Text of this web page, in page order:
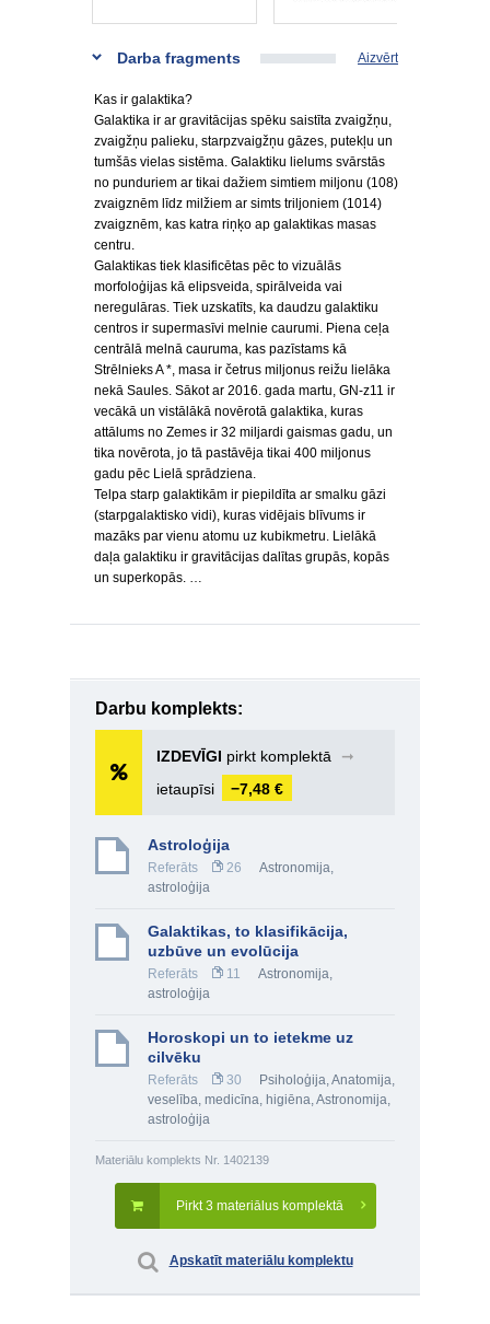
Darba fragments Aizvērt
Kas ir galaktika?
Galaktika ir ar gravitācijas spēku saistīta zvaigžņu,
zvaigžņu palieku, starpzvaigžņu gāzes, putekļu un
tumšās vielas sistēma. Galaktiku lielums svārstās
no punduriem ar tikai dažiem simtiem miljonu (108)
zvaigznēm līdz milžiem ar simts triljoniem (1014)
zvaigznēm, kas katra riņķo ap galaktikas masas
centru.
Galaktikas tiek klasificētas pēc to vizuālās
morfoloģijas kā elipsveida, spirālveida vai
neregulāras. Tiek uzskatīts, ka daudzu galaktiku
centros ir supermasīvi melnie caurumi. Piena ceļa
centrālā melnā cauruma, kas pazīstams kā
Strēlnieks A *, masa ir četrus miljonus reižu lielāka
nekā Saules. Sākot ar 2016. gada martu, GN-z11 ir
vecākā un vistālākā novērotā galaktika, kuras
attālums no Zemes ir 32 miljardi gaismas gadu, un
tika novērota, jo tā pastāvēja tikai 400 miljonus
gadu pēc Lielā sprādziena.
Telpa starp galaktikām ir piepildīta ar smalku gāzi
(starpgalaktisko vidi), kuras vidējais blīvums ir
mazāks par vienu atomu uz kubikmetru. Lielākā
daļa galaktiku ir gravitācijas dalītas grupās, kopās
un superkopās. …
Darbu komplekts:
IZDEVĪGI pirkt komplektā
➞
ietaupīsi
−7,48 €
Astroloģija
Referāts 26
Astronomija,
astroloģija
Galaktikas, to klasifikācija,
uzbūve un evolūcija
Referāts 11
Astronomija,
astroloģija
Horoskopi un to ietekme uz
cilvēku
Referāts 30 Psiholoģija,Anatomija,
veselība, medicīna, higiēna,Astronomija,
astroloģija
Materiālu komplekts Nr. 1402139
Pirkt 3 materiālus komplektā
Apskatīt materiālu komplektu